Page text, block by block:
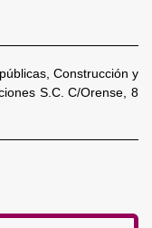
Construcción y
S.C. C/Orense, 8